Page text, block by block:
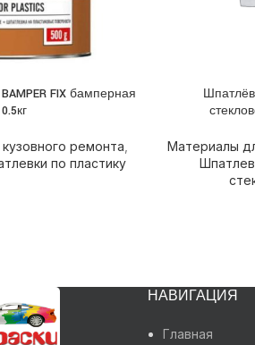
FIX бамперная
0.5кг
ремонта
по пластику
ПОДРОБНЕЕ
Материалы
НАВИГАЦИЯ
Главная